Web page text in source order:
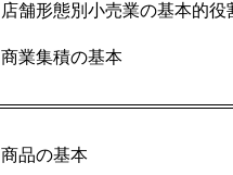
店舗形態別小売業の基本的役
商業集積の基本
商品の基本